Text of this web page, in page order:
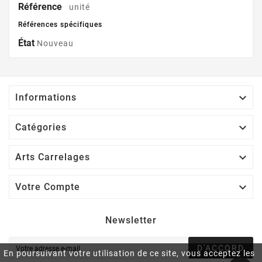
En poursuivant votre utilisation de ce site, vous acceptez les
Référence unité
Références spécifiques
État Nouveau
Informations 
Catégories 
Arts Carrelages 
Votre Compte 
Newsletter
D'ACCORD